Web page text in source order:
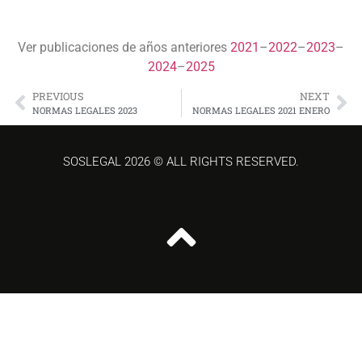
Ver publicaciones de años anteriores 2021 –2022–2023–
2024–2025
PREVIOUS
NORMAS LEGALES 2023
NEXT
NORMAS LEGALES 2021 ENERO
SOSLEGAL 2026 © ALL RIGHTS RESERVED.